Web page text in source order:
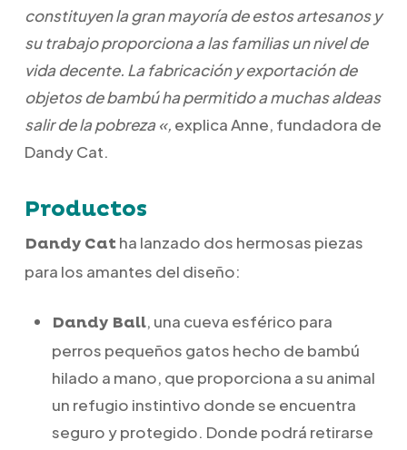
constituyen la gran mayoría de estos artesanos y
su trabajo proporciona a las familias un nivel de
vida decente. La fabricación y exportación de
objetos de bambú ha permitido a muchas aldeas
salir de la pobreza «, explica Anne, fundadora de
Dandy Cat.
Productos
Dandy Catha lanzado dos hermosas piezas
para los amantes del diseño:
Dandy Ball, una cueva esférico para
perros pequeños gatos hecho de bambú
hilado a mano, que proporciona a su animal
un refugio instintivo donde se encuentra
seguro y protegido. Donde podrá retirarse